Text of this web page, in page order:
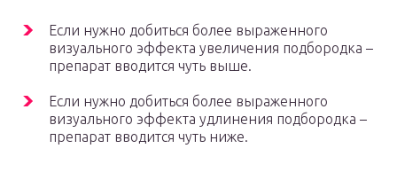
Если нужно добиться более выраженного
визуального эффекта увеличения подбородка –
препарат вводится чуть выше.
Если нужно добиться более выраженного
визуального эффекта удлинения подбородка –
препарат вводится чуть ниже.